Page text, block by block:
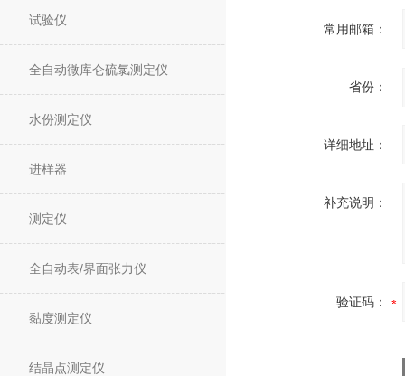
试验仪
全自动微库仑硫氯测定仪
水份测定仪
进样器
测定仪
全自动表/界面张力仪
黏度测定仪
结晶点测定仪
常用邮箱：
省份：
详细地址：
补充说明：
验证码：